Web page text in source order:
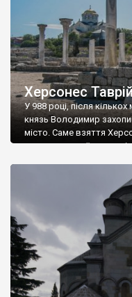
Херсонес
У 988 році, після
князь Володимир
місто. Саме взяття
диктувати свої умови
Херсонесі Володимир-
А потім було Хрещення